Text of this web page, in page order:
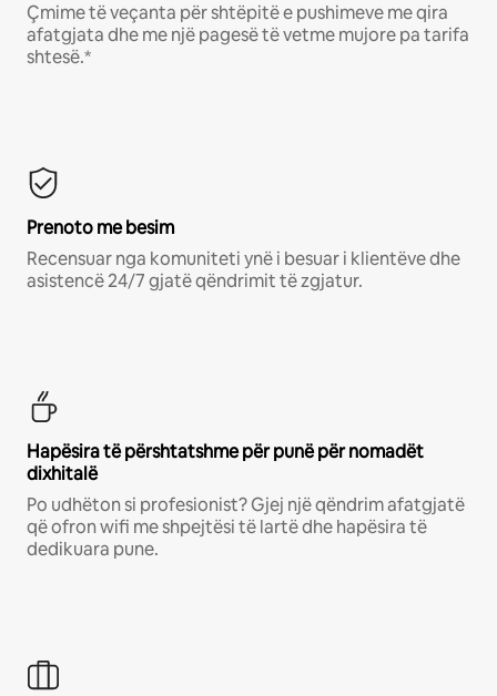
Çmime të veçanta për shtëpitë e pushimeve me qira
afatgjata dhe me një pagesë të vetme mujore pa tarifa
shtesë.*
Prenoto me besim
Recensuar nga komuniteti ynë i besuar i klientëve dhe
asistencë 24/7 gjatë qëndrimit të zgjatur.
Hapësira të përshtatshme për punë për nomadët
dixhitalë
Po udhëton si profesionist? Gjej një qëndrim afatgjatë
që ofron wifi me shpejtësi të lartë dhe hapësira të
dedikuara pune.